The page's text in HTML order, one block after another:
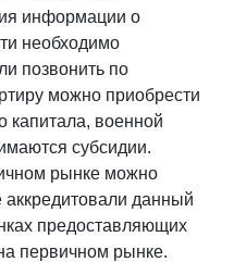
информации о
необходимо
позвонить по
можно приобрести
капитала, военной
субсидии.
рынке можно
аккредитовали данный
предоставляющих
первичном рынке.